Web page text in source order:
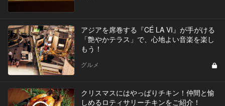
アジアを席巻する『CÉ LA VI』が手がける
「艶やかテラス」で、心地よい音楽を楽し
もう！
グルメ
クリスマスにはやっぱりチキン！仲間と愉
しめるロティサリーチキンをご紹介！